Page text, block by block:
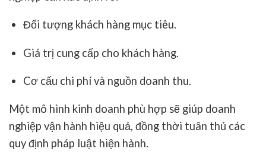
Đối tượng khách hàng mục tiêu.
Giá trị cung cấp cho khách hàng.
Cơ cấu chi phí và nguồn doanh thu.
Một mô hình kinh doanh phù hợp sẽ giúp doanh
nghiệp vận hành hiệu quả, đồng thời tuân thủ các
quy định pháp luật hiện hành.